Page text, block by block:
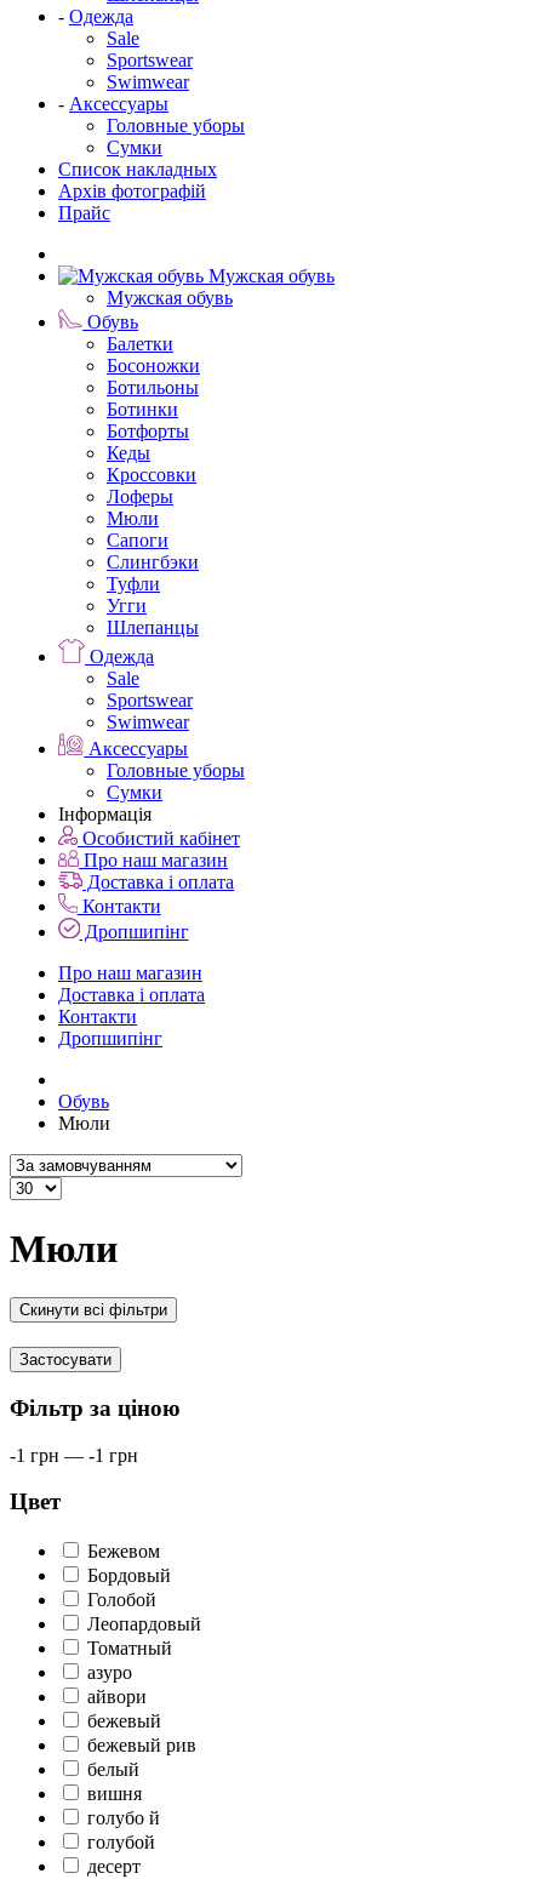
- Одежда
Sale
Sportswear
Swimwear
- Аксессуары
Головные уборы
Сумки
Список накладных
Архів фотографій
Прайс
Мужская обувь
Мужская обувь
Обувь
Балетки
Босоножки
Ботильоны
Ботинки
Ботфорты
Кеды
Кроссовки
Лоферы
Мюли
Сапоги
Слингбэки
Туфли
Угги
Шлепанцы
Одежда
Sale
Sportswear
Swimwear
Аксессуары
Головные уборы
Сумки
Інформація
Особистий кабінет
Про наш магазин
Доставка і оплата
Контакти
Дропшипінг
Про наш магазин
Доставка і оплата
Контакти
Дропшипінг
Обувь
Мюли
Мюли
Скинути всі фільтри
Застосувати
Фільтр за ціною
-1 грн — -1 грн
Цвет
Бежевом
Бордовый
Голобой
Леопардовый
Томатный
азуро
айвори
бежевый
бежевый рив
белый
вишня
голубо й
голубой
десерт